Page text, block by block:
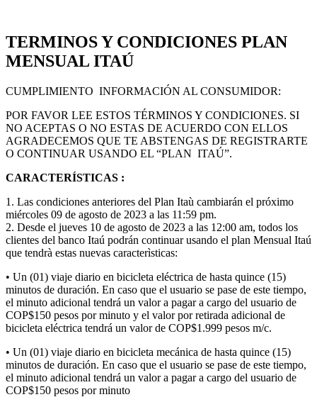
TERMINOS Y CONDICIONES PLAN
MENSUAL ITAÚ
CUMPLIMIENTO INFORMACIÓN AL CONSUMIDOR:
POR FAVOR LEE ESTOS TÉRMINOS Y CONDICIONES. SI
NO ACEPTAS O NO ESTAS DE ACUERDO CON ELLOS
AGRADECEMOS QUE TE ABSTENGAS DE REGISTRARTE
O CONTINUAR USANDO EL “PLAN ITAÚ”.
CARACTERÍSTICAS :
1. Las condiciones anteriores del Plan Itaù cambiarán el próximo
miércoles 09 de agosto de 2023 a las 11:59 pm.
2. Desde el jueves 10 de agosto de 2023 a las 12:00 am, todos los
clientes del banco Itaú podrán continuar usando el plan Mensual Itaú
que tendrà estas nuevas caracterìsticas:
• Un (01) viaje diario en bicicleta eléctrica de hasta quince (15)
minutos de duración. En caso que el usuario se pase de este tiempo,
el minuto adicional tendrá un valor a pagar a cargo del usuario de
COP$150 pesos por minuto y el valor por retirada adicional de
bicicleta eléctrica tendrá un valor de COP$1.999 pesos m/c.
• Un (01) viaje diario en bicicleta mecánica de hasta quince (15)
minutos de duración. En caso que el usuario se pase de este tiempo,
el minuto adicional tendrá un valor a pagar a cargo del usuario de
COP$150 pesos por minuto